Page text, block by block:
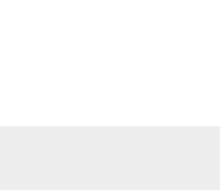
en systemen falen steeds
uit te vinden: de